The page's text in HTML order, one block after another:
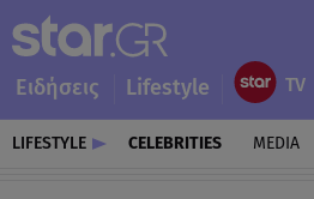
Ειδήσεις Lifestyle
LIFESTYLE CELEBRITIES MEDIA